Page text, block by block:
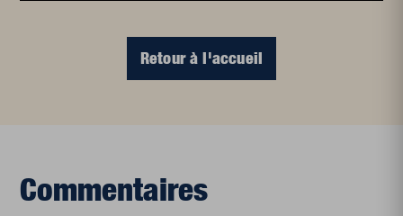
Retour à l'accueil
Commentaires